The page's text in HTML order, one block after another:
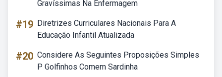
Gravíssimas Na Enfermagem
#19 Diretrizes Curriculares Nacionais Para A
Educação Infantil Atualizada
#20 Considere As Seguintes Proposições Simples
P Golfinhos Comem Sardinha